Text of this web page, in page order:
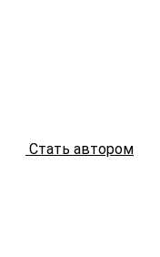
Стать автором